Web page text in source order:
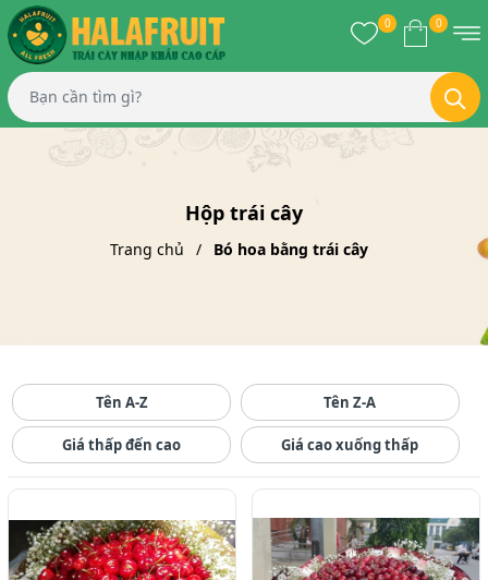
0 0
Hộp trái cây
Trang chủ Bó hoa bằng trái cây
Tên A-Z Tên Z-A
Giá thấp đến cao Giá cao xuống thấp